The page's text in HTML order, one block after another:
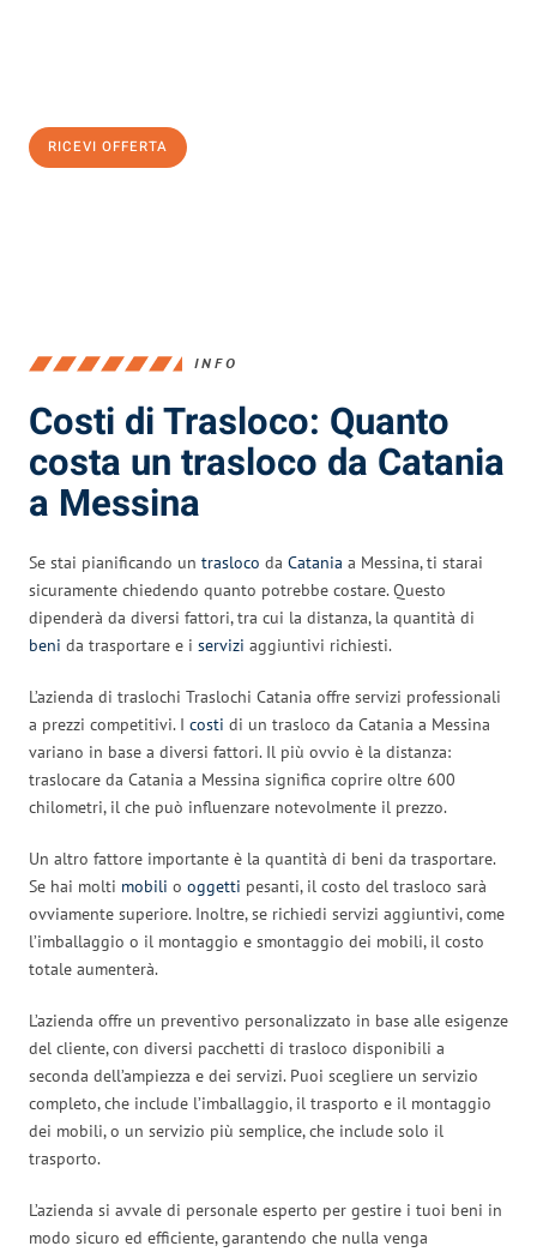
RICEVI OFFERTA
INFO
Costi di Trasloco: Quanto
costa un trasloco da Catania
a Messina
Se stai pianificando un trasloco da Catania a Messina, ti starai
sicuramente chiedendo quanto potrebbe costare. Questo
dipenderà da diversi fattori, tra cui la distanza, la quantità di
beni da trasportare e i servizi aggiuntivi richiesti.
L’azienda di traslochi Traslochi Catania offre servizi professionali
a prezzi competitivi. I costi di un trasloco da Catania a Messina
variano in base a diversi fattori. Il più ovvio è la distanza:
traslocare da Catania a Messina significa coprire oltre 600
chilometri, il che può influenzare notevolmente il prezzo.
Un altro fattore importante è la quantità di beni da trasportare.
Se hai molti mobili o oggetti pesanti, il costo del trasloco sarà
ovviamente superiore. Inoltre, se richiedi servizi aggiuntivi, come
l’imballaggio o il montaggio e smontaggio dei mobili, il costo
totale aumenterà.
L’azienda offre un preventivo personalizzato in base alle esigenze
del cliente, con diversi pacchetti di trasloco disponibili a
seconda dell’ampiezza e dei servizi. Puoi scegliere un servizio
completo, che include l’imballaggio, il trasporto e il montaggio
dei mobili, o un servizio più semplice, che include solo il
trasporto.
L’azienda si avvale di personale esperto per gestire i tuoi beni in
modo sicuro ed efficiente, garantendo che nulla venga